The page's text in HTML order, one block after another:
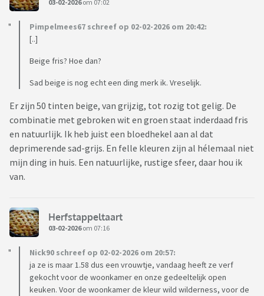
03-02-2026om 07:02
Pimpelmees67 schreef op 02-02-2026 om 20:42:
[..]
Beige fris? Hoe dan?
Sad beige is nog echt een ding merk ik. Vreselijk.
Er zijn 50 tinten beige, van grijzig, tot rozig tot gelig. De
combinatie met gebroken wit en groen staat inderdaad fris
en natuurlijk. Ik heb juist een bloedhekel aan al dat
deprimerende sad-grijs. En felle kleuren zijn al hélemaal niet
mijn ding in huis. Een natuurlijke, rustige sfeer, daar hou ik
van.
Herfstappeltaart
03-02-2026om 07:16
Nick90 schreef op 02-02-2026 om 20:57:
ja ze is maar 1.58 dus een vrouwtje, vandaag heeft ze verf
gekocht voor de woonkamer en onze gedeeltelijk open
keuken. Voor de woonkamer de kleur wild wilderness, voor de